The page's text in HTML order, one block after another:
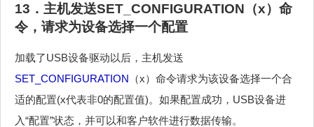
13．主机发送SET_CONFIGURATION （x）命
令，请求为设备选择一个配置
加载了USB设备驱动以后，主机发送
SET_CONFIGURATION （x）命令请求为该设备选择一个合
适的配置(x代表非0的配置值)。如果配置成功，USB设备进
入“配置”状态，并可以和客户软件进行数据传输。